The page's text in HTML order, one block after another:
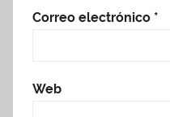
Correo electrónico *
Web